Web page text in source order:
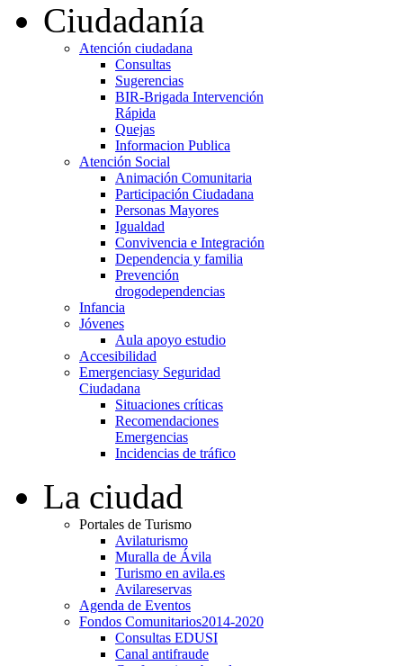
Ciudadanía
Atención ciudadana
Consultas
Sugerencias
BIR-Brigada Intervención
Rápida
Quejas
Informacion Publica
Atención Social
Animación Comunitaria
Participación Ciudadana
Personas Mayores
Igualdad
Convivencia e Integración
Dependencia y familia
Prevención
drogodependencias
Infancia
Jóvenes
Aula apoyo estudio
Accesibilidad
Emergenciasy Seguridad
Ciudadana
Situaciones críticas
Recomendaciones
Emergencias
Incidencias de tráfico
La ciudad
Portales de Turismo
Avilaturismo
Muralla de Ávila
Turismo en avila.es
Avilareservas
Agenda de Eventos
Fondos Comunitarios2014-2020
Consultas EDUSI
Canal antifraude